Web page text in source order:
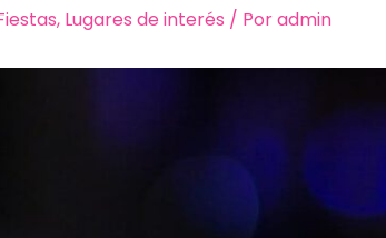
, Lugares de interés / Poradmin